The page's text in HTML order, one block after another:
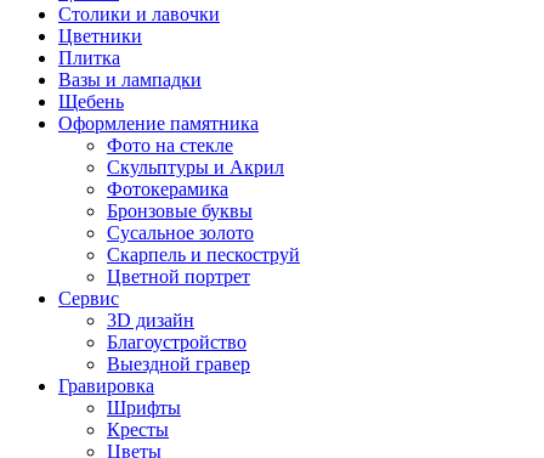
Столики и лавочки
Цветники
Плитка
Вазы и лампадки
Щебень
Оформление памятника
Фото на стекле
Скульптуры и Акрил
Фотокерамика
Бронзовые буквы
Сусальное золото
Скарпель и пескоструй
Цветной портрет
Сервис
3D дизайн
Благоустройство
Выездной гравер
Гравировка
Шрифты
Кресты
Цветы